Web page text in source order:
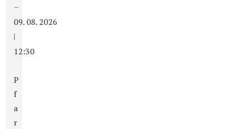
–
09. 08. 2026
|
12:30
P
f
a
r